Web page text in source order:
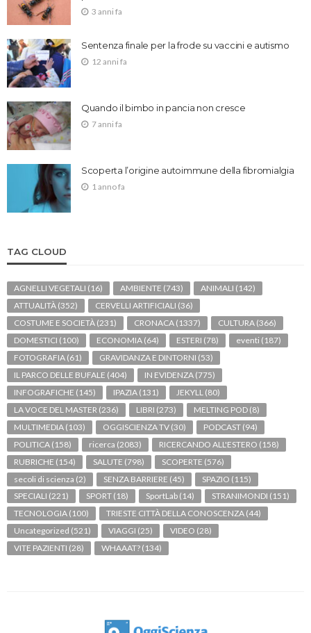
3 anni fa
Sentenza finale per la frode su vaccini e autismo
12 anni fa
Quando il bimbo in pancia non cresce
7 anni fa
Scoperta l’origine autoimmune della fibromialgia
1 anno fa
TAG CLOUD
AGNELLI VEGETALI (16) AMBIENTE (743) ANIMALI (142)
ATTUALITÀ (352) CERVELLI ARTIFICIALI (36)
COSTUME E SOCIETÀ (231) CRONACA (1337) CULTURA (366)
DOMESTICI (100) ECONOMIA (64) ESTERI (78) eventi (187)
FOTOGRAFIA (61) GRAVIDANZA E DINTORNI (53)
IL PARCO DELLE BUFALE (404) IN EVIDENZA (775)
INFOGRAFICHE (145) IPAZIA (131) JEKYLL (80)
LA VOCE DEL MASTER (236) LIBRI (273) MELTING POD (8)
MULTIMEDIA (103) OGGISCIENZA TV (30) PODCAST (94)
POLITICA (158) ricerca (2083) RICERCANDO ALL'ESTERO (158)
RUBRICHE (154) SALUTE (798) SCOPERTE (576)
secoli di scienza (2) SENZA BARRIERE (45) SPAZIO (115)
SPECIALI (221) SPORT (18) SportLab (14) STRANIMONDI (151)
TECNOLOGIA (100) TRIESTE CITTÀ DELLA CONOSCENZA (44)
Uncategorized (521) VIAGGI (25) VIDEO (28)
VITE PAZIENTI (28) WHAAAT? (134)